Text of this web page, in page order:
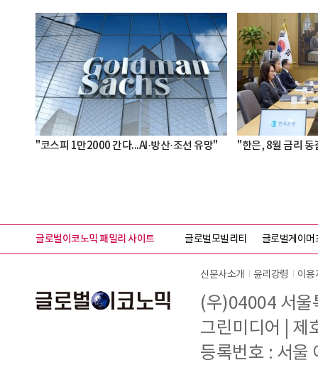
"코스피 1만2000 간다...AI·방산·조선 유망" "한은, 8월 금리 동
글로벌이코노믹 패밀리 사이트 글로벌모빌리티 글로벌게이머
신문사소개 윤리강령 이용
(우)04004 서울
그린미디어 | 제
등록번호 : 서울